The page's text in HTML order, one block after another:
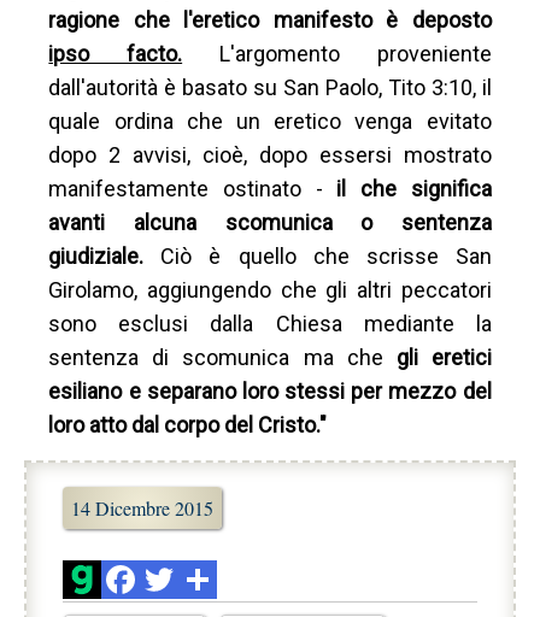
ragione che l'eretico manifesto è deposto
ipso facto. L'argomento proveniente
dall'autorità è basato su San Paolo, Tito 3:10, il
quale ordina che un eretico venga evitato
dopo 2 avvisi, cioè, dopo essersi mostrato
manifestamente ostinato - il che significa
avanti alcuna scomunica o sentenza
giudiziale. Ciò è quello che scrisse San
Girolamo, aggiungendo che gli altri peccatori
sono esclusi dalla Chiesa mediante la
sentenza di scomunica ma che gli eretici
esiliano e separano loro stessi per mezzo del
loro atto dal corpo del Cristo."
14 Dicembre 2015